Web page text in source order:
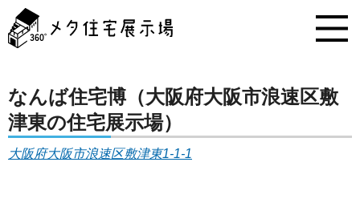
タ
住
示
コ
ン
テ
なんば住宅博（大阪府大阪市浪速区敷
津東の住宅展示場）
大阪府大阪市浪速区敷津東1-1-1